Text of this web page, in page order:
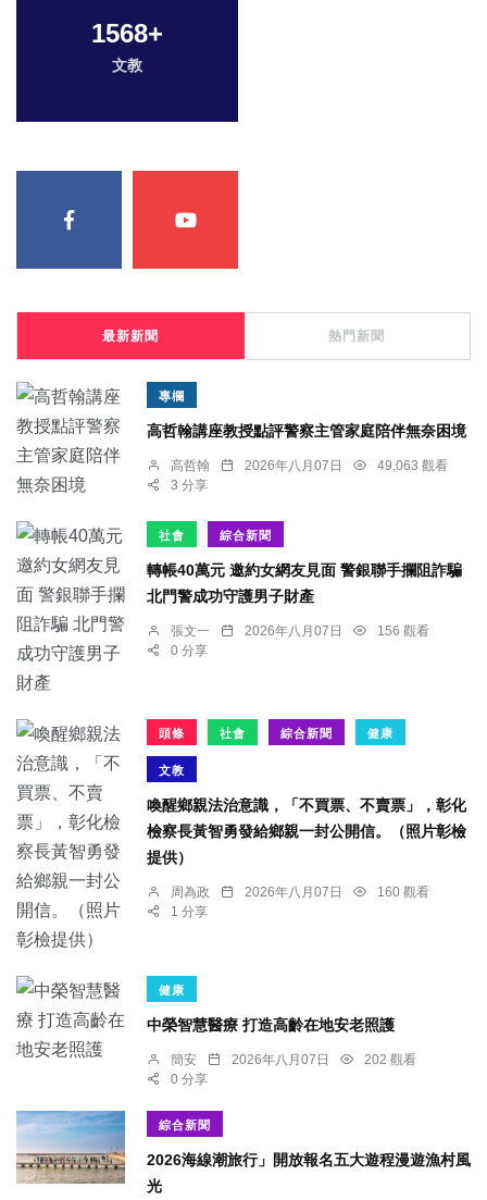
1568+
文教
最新新聞 熱門新聞
專欄
高哲翰講座教授點評警察主管家庭陪伴無奈困境
高哲翰 2026年八月07日
49,063 觀看
3 分享
社會 綜合新聞
轉帳40萬元 邀約女網友見面 警銀聯手攔阻詐騙
北門警成功守護男子財產
張文一 2026年八月07日
156 觀看
0 分享
頭條 社會 綜合新聞 健康
文教
喚醒鄉親法治意識，「不買票、不賣票」，彰化
檢察長黃智勇發給鄉親一封公開信。（照片彰檢
提供）
周為政 2026年八月07日
160 觀看
1 分享
健康
中榮智慧醫療 打造高齡在地安老照護
簡安 2026年八月07日
202 觀看
0 分享
綜合新聞
2026海線潮旅行」開放報名五大遊程漫遊漁村風
光